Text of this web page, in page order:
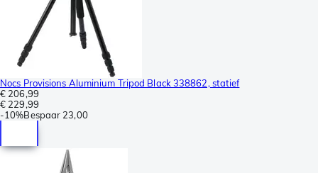
Nocs Provisions Aluminium Tripod Black 338862, statief
€ 206,99
€ 229,99
-10%Bespaar 23,00